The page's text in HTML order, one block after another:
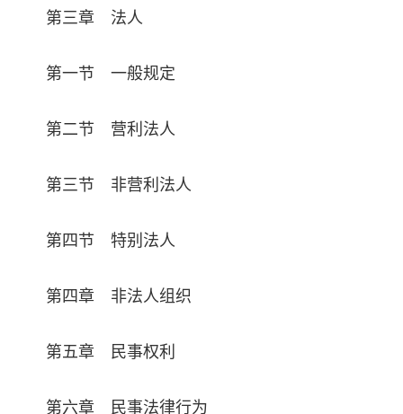
第三章 法人
第一节 一般规定
第二节 营利法人
第三节 非营利法人
第四节 特别法人
第四章 非法人组织
第五章 民事权利
第六章 民事法律行为